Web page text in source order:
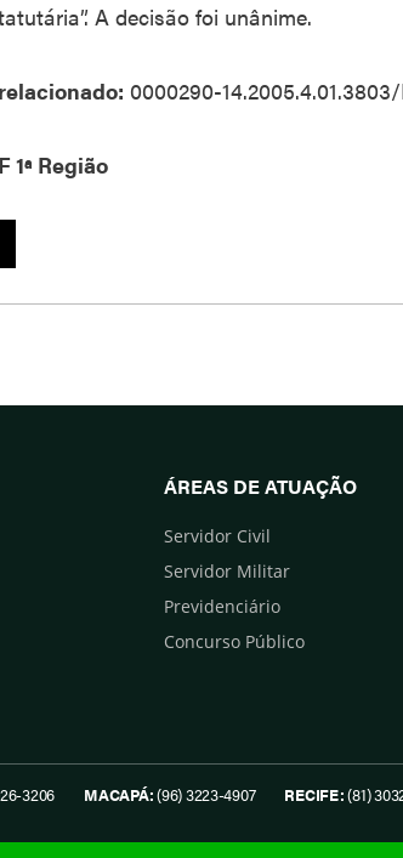
A decisão foi unânime.
0000290-
1ª Região
ÁREAS DE ATUAÇÃO
Servidor Civil
Servidor Militar
Previdenciário
Concurso Público
3206 MACAPÁ:(96) 3223-4907 RECIFE:(81)